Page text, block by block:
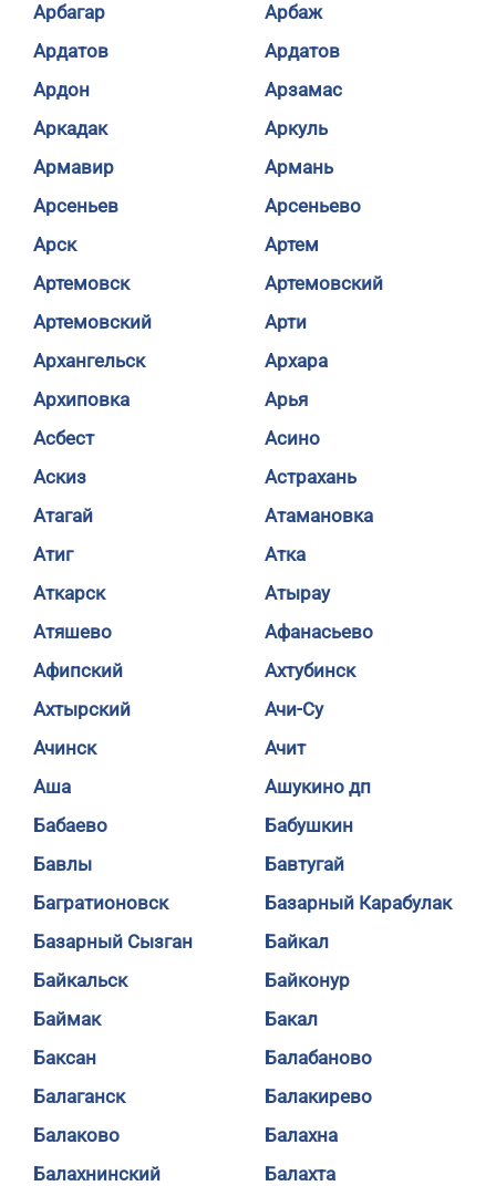
Арбагар
Арбаж
Ардатов
Ардатов
Ардон
Арзамас
Аркадак
Аркуль
Армавир
Армань
Арсеньев
Арсеньево
Арск
Артем
Артемовск
Артемовский
Артемовский
Арти
Архангельск
Архара
Архиповка
Арья
Асбест
Асино
Аскиз
Астрахань
Атагай
Атамановка
Атиг
Атка
Аткарск
Атырау
Атяшево
Афанасьево
Афипский
Ахтубинск
Ахтырский
Ачи-Су
Ачинск
Ачит
Аша
Ашукино дп
Бабаево
Бабушкин
Бавлы
Бавтугай
Багратионовск
Базарный Карабулак
Базарный Сызган
Байкал
Байкальск
Байконур
Баймак
Бакал
Баксан
Балабаново
Балаганск
Балакирево
Балаково
Балахна
Балахнинский
Балахта